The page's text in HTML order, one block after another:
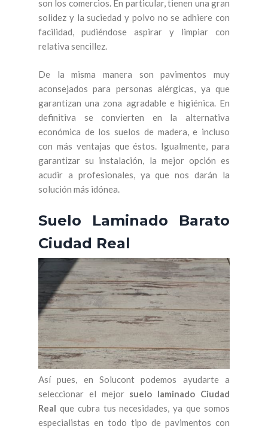
son los comercios. En particular, tienen una gran
solidez y la suciedad y polvo no se adhiere con
facilidad, pudiéndose aspirar y limpiar con
relativa sencillez.
De la misma manera son pavimentos muy
aconsejados para personas alérgicas, ya que
garantizan una zona agradable e higiénica. En
definitiva se convierten en la alternativa
económica de los suelos de madera, e incluso
con más ventajas que éstos. Igualmente, para
garantizar su instalación, la mejor opción es
acudir a profesionales, ya que nos darán la
solución más idónea.
Suelo Laminado Barato
Ciudad Real
Así pues, en Solucont podemos ayudarte a
seleccionar el mejor suelo laminado Ciudad
Real que cubra tus necesidades, ya que somos
especialistas en todo tipo de pavimentos con